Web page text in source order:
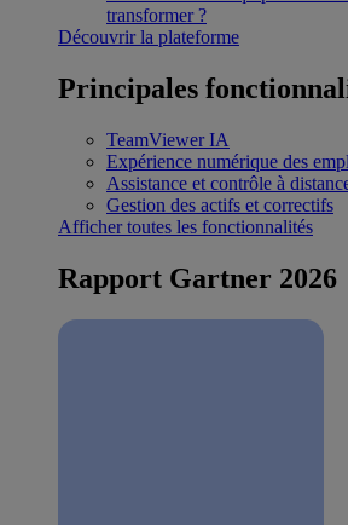
transformer ?
Découvrir la plateforme
Principales
TeamViewer IA
Expérience numérique des
Assistance et contrôle à
Gestion des actifs et correctifs
Afficher toutes les fonctionnalités
Rapport Gartner 2026